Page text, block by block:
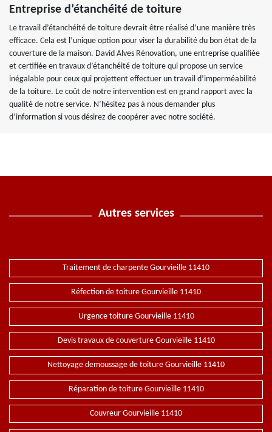
Entreprise d’étanchéité de toiture
Le travail d’étanchéité de toiture devrait être réalisé d’une manière très
efficace. Cela est l’unique option pour viser la durabilité du bon état de la
couverture de la maison. David Alves Rénovation, une entreprise qualifiée
et certifiée en travaux d’étanchéité de toiture qui propose un service
inégalable pour ceux qui projettent effectuer un travail d’imperméabilité
de la toiture. Le coût de notre intervention est en grand rapport avec la
qualité de notre service. N’hésitez pas à nous demander plus
d’information si vous désirez de coopérer avec notre société.
Autres services
Traitement de charpente Gourvieille 11410
Réfection de toiture Gourvieille 11410
Urgence toiture Gourvieille 11410
Devis travaux de couverture Gourvieille 11410
Nettoyage demoussage de toiture Gourvieille 11410
Réparation de toiture Gourvieille 11410
Couvreur Gourvieille 11410